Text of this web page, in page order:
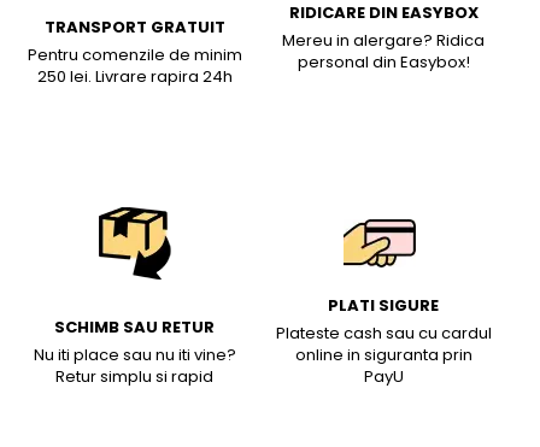
TRANSPORT GRATUIT
Pentru comenzile de minim
250 lei. Livrare rapira 24h
RIDICARE DIN EASYBOX
Mereu in alergare? Ridica
personal din Easybox!
SCHIMB SAU RETUR
Nu iti place sau nu iti vine?
Retur simplu si rapid
PLATI SIGURE
Plateste cash sau cu cardul
online in siguranta prin
PayU